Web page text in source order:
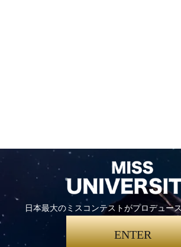
日本最大のミスコンテストがプロデュー
ENTER